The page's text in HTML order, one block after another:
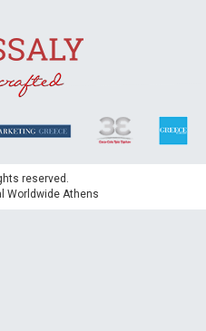
reserved.
Worldwide Athens